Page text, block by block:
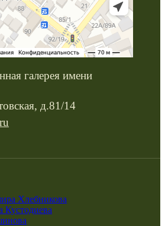
галерея имени
д.81/14
Хлебникова
Кустодиева